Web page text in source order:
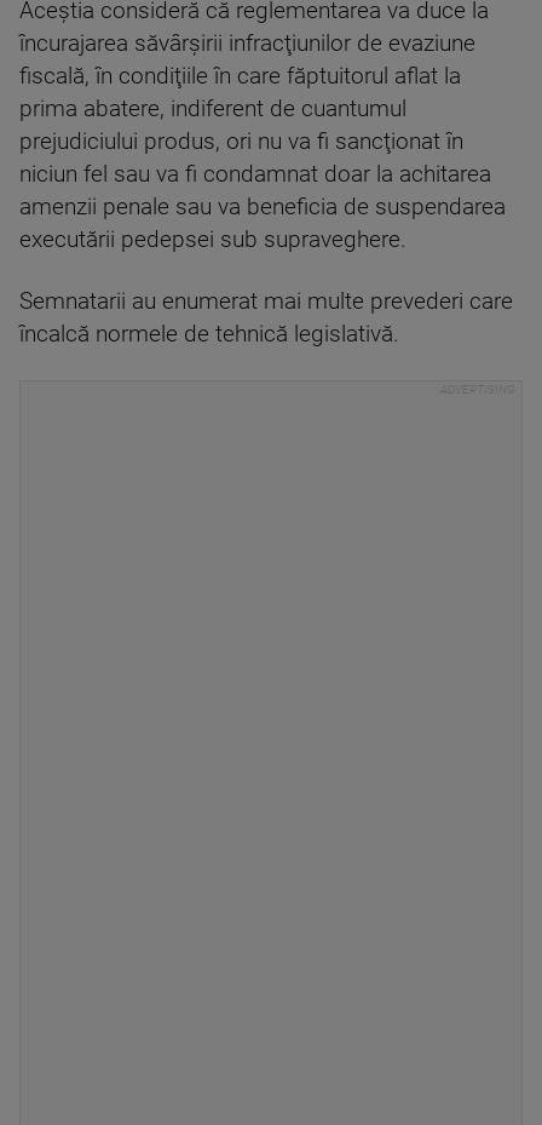
Aceştia consideră că reglementarea va duce la
încurajarea săvârşirii infracţiunilor de evaziune
fiscală, în condiţiile în care făptuitorul aflat la
prima abatere, indiferent de cuantumul
prejudiciului produs, ori nu va fi sancţionat în
niciun fel sau va fi condamnat doar la achitarea
amenzii penale sau va beneficia de suspendarea
executării pedepsei sub supraveghere.
Semnatarii au enumerat mai multe prevederi care
încalcă normele de tehnică legislativă.